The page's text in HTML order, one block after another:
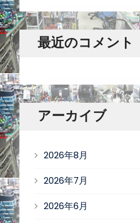
最近のコメント
アーカイブ
2026年8月
2026年7月
2026年6月